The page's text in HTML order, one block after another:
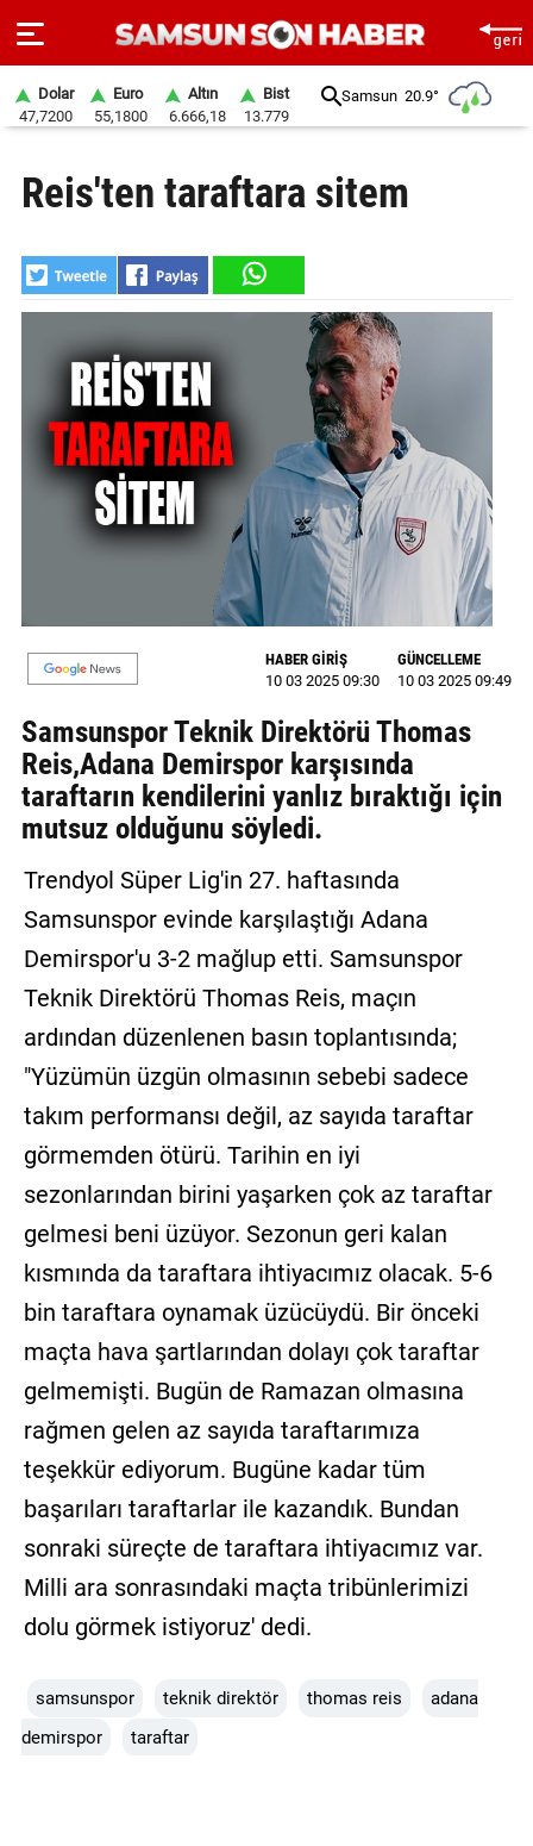
SAYFA
HABER
GÜNDEM
SİYASET
EKONOMİ
DÜNYA
GALERİ
VİDEO
YAZARLAR
BİZE
ULAŞIN
Gizlilik
Politikası
Dolar
47,7200
Euro
55,1800
Altın
6.666,18
Bist
13.779
Samsun 20.9°
Reis'ten taraftara sitem
HABER GİRİŞ
10 03 2025 09:30
GÜNCELLEME
10 03 2025 09:49
Samsunspor Teknik Direktörü Thomas
Reis,Adana Demirspor karşısında
taraftarın kendilerini yanlız bıraktığı için
mutsuz olduğunu söyledi.
Trendyol Süper Lig'in 27. haftasında
Samsunspor evinde karşılaştığı Adana
Demirspor'u 3-2 mağlup etti. Samsunspor
Teknik Direktörü Thomas Reis, maçın
ardından düzenlenen basın toplantısında;
"Yüzümün üzgün olmasının sebebi sadece
takım performansı değil, az sayıda taraftar
görmemden ötürü. Tarihin en iyi
sezonlarından birini yaşarken çok az taraftar
gelmesi beni üzüyor. Sezonun geri kalan
kısmında da taraftara ihtiyacımız olacak. 5-6
bin taraftara oynamak üzücüydü. Bir önceki
maçta hava şartlarından dolayı çok taraftar
gelmemişti. Bugün de Ramazan olmasına
rağmen gelen az sayıda taraftarımıza
teşekkür ediyorum. Bugüne kadar tüm
başarıları taraftarlar ile kazandık. Bundan
sonraki süreçte de taraftara ihtiyacımız var.
Milli ara sonrasındaki maçta tribünlerimizi
dolu görmek istiyoruz' dedi.
samsunspor teknik direktör thomas reis
adana
demirspor
taraftar